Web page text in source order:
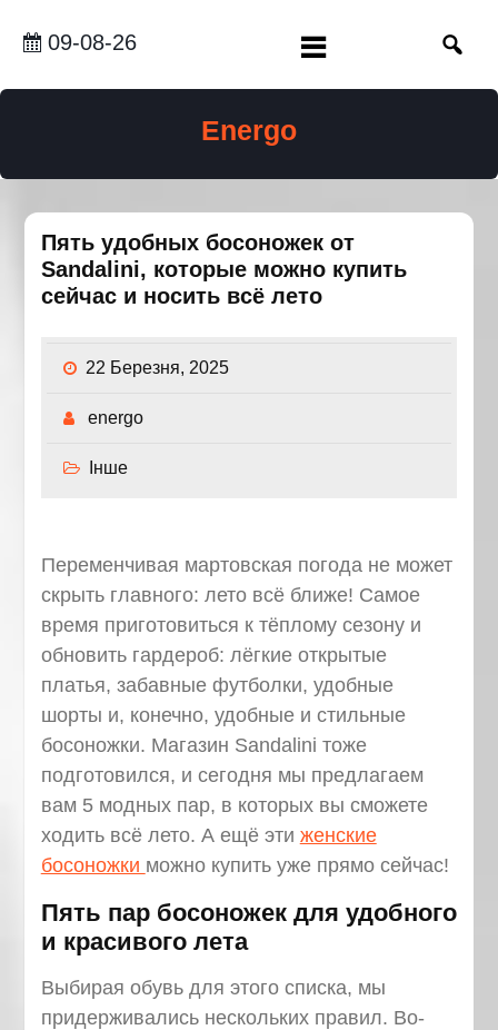
09-08-26
Energo
Пять удобных босоножек от
Sandalini, которые можно купить
сейчас и носить всё лето
22 Березня, 2025
energo
Інше
Переменчивая мартовская погода не может
скрыть главного: лето всё ближе! Самое
время приготовиться к тёплому сезону и
обновить гардероб: лёгкие открытые
платья, забавные футболки, удобные
шорты и, конечно, удобные и стильные
босоножки. Магазин Sandalini тоже
подготовился, и сегодня мы предлагаем
вам 5 модных пар, в которых вы сможете
ходить всё лето. А ещё эти женские
босоножки можно купить уже прямо сейчас!
Пять пар босоножек для удобного
и красивого лета
Выбирая обувь для этого списка, мы
придерживались нескольких правил. Во-